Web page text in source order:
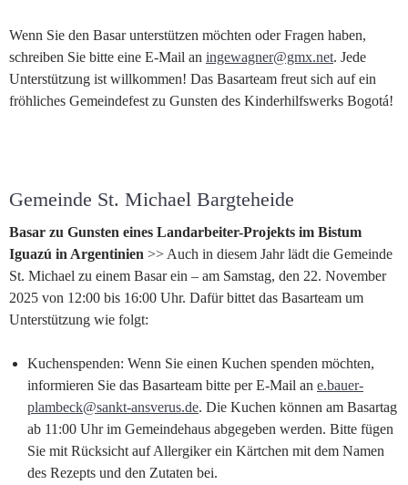
Wenn Sie den Basar unterstützen möchten oder Fragen haben,
schreiben Sie bitte eine E-Mail an ingewagner@gmx.net. Jede
Unterstützung ist willkommen! Das Basarteam freut sich auf ein
fröhliches Gemeindefest zu Gunsten des Kinderhilfswerks Bogotá!
Gemeinde St. Michael Bargteheide
Basar zu Gunsten eines Landarbeiter-Projekts im Bistum
Iguazú in Argentinien >> Auch in diesem Jahr lädt die Gemeinde
St. Michael zu einem Basar ein – am Samstag, den 22. November
2025 von 12:00 bis 16:00 Uhr. Dafür bittet das Basarteam um
Unterstützung wie folgt:
Kuchenspenden: Wenn Sie einen Kuchen spenden möchten,
informieren Sie das Basarteam bitte per E-Mail an e.bauer-
plambeck@sankt-ansverus.de. Die Kuchen können am Basartag
ab 11:00 Uhr im Gemeindehaus abgegeben werden. Bitte fügen
Sie mit Rücksicht auf Allergiker ein Kärtchen mit dem Namen
des Rezepts und den Zutaten bei.